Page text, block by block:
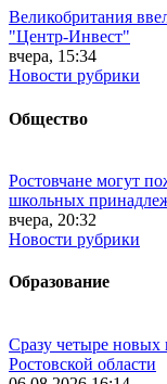
Великобритания
"Центр-Инвест"
вчера, 15:34
Новости рубрики
Общество
Ростовчане могут
школьных
вчера, 20:32
Новости рубрики
Образование
Сразу четыре новых
Ростовской области